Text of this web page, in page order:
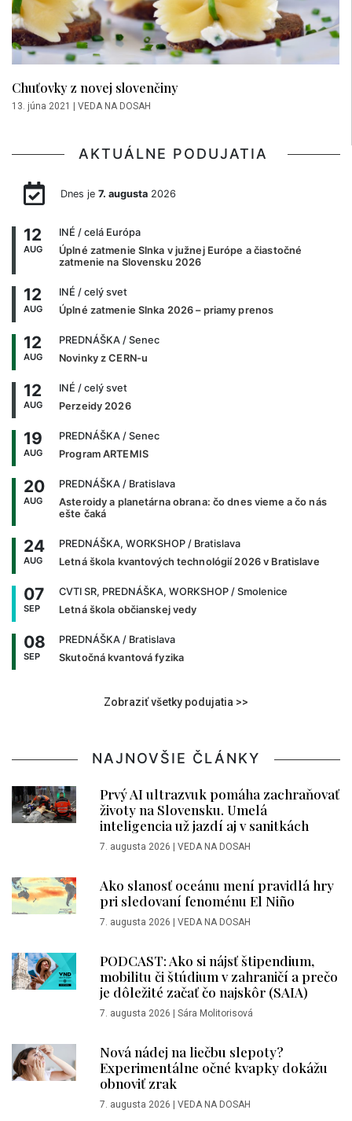
Chuťovky z novej slovenčiny
13. júna 2021 | VEDA NA DOSAH
AKTUÁLNE PODUJATIA
Dnes je 7. augusta2026
12
AUG
INÉ / celá Európa
Úplné zatmenie Slnka v južnej Európe a čiastočné
zatmenie na Slovensku 2026
12
AUG
INÉ / celý svet
Úplné zatmenie Slnka 2026 – priamy prenos
12
AUG
PREDNÁŠKA / Senec
Novinky z CERN-u
12
AUG
INÉ / celý svet
Perzeidy 2026
19
AUG
PREDNÁŠKA / Senec
Program ARTEMIS
20
AUG
PREDNÁŠKA / Bratislava
Asteroidy a planetárna obrana: čo dnes vieme a čo nás
ešte čaká
24
AUG
PREDNÁŠKA, WORKSHOP / Bratislava
Letná škola kvantových technológií 2026 v Bratislave
07
SEP
CVTI SR, PREDNÁŠKA, WORKSHOP / Smolenice
Letná škola občianskej vedy
08
SEP
PREDNÁŠKA / Bratislava
Skutočná kvantová fyzika
Zobraziť všetky podujatia >>
NAJNOVŠIE ČLÁNKY
Prvý AI ultrazvuk pomáha zachraňovať
životy na Slovensku. Umelá
inteligencia už jazdí aj v sanitkách
7. augusta 2026 VEDA NA DOSAH
Ako slanosť oceánu mení pravidlá hry
pri sledovaní fenoménu El Niño
7. augusta 2026 VEDA NA DOSAH
PODCAST: Ako si nájsť štipendium,
mobilitu či štúdium v zahraničí a prečo
je dôležité začať čo najskôr (SAIA)
7. augusta 2026 Sára Molitorisová
Nová nádej na liečbu slepoty?
Experimentálne očné kvapky dokážu
obnoviť zrak
7. augusta 2026 VEDA NA DOSAH